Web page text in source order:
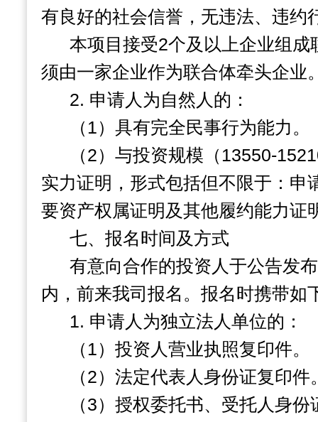
有良好的社会信誉，无违法、违约
本项目接受2个及以上企业组成
须由一家企业作为联合体牵头企业
2. 申请人为自然人的：
（ 1）具有完全民事行为能力。
（2）与投资规模（ 13550-
实力证明，形式包括但不限于：申
要资产权属证明及其他履约能力证
七、报名时间及方式
有意向合作的投资人于公告发
内，前来我司报名。报名时携带如
1. 申请人为独立法人单位的：
（ 1）投资人营业执照复印件。
（2）法定代表人身份证复印件
（3）授权委托书、受托人身份